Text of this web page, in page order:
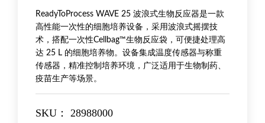
ReadyToProcess WAVE 25 波浪式生物反应器是一款
高性能一次性的细胞培养设备，采用波浪式摇摆技
术，搭配一次性Cellbag™生物反应袋，可便捷处理高
达 25 L 的细胞培养物。设备集成温度传感器与称重
传感器，精准控制培养环境，广泛适用于生物制药、
疫苗生产等场景。
SKU： 28988000